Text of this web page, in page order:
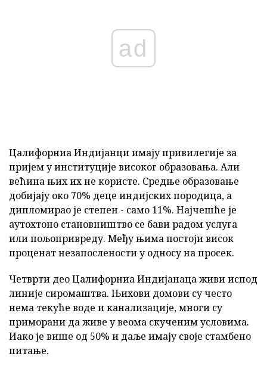
ad
Цалифорниа Индијанци имају привилегије за
пријем у институције високог образовања. Али
већина њих их не користе. Средње образовање
добијају око 70% деце индијских породица, а
дипломирао је степен - само 11%. Најчешће је
аутохтоно становништво се бави радом услуга
или пољопривреду. Међу њима постоји висок
проценат незапослености у односу на просек.
Четврти део Цалифорниа Индијанаца живи испод
линије сиромаштва. Њихови домови су често
нема текуће воде и канализације, многи су
приморани да живе у веома скученим условима.
Иако је више од 50% и даље имају своје стамбено
питање.